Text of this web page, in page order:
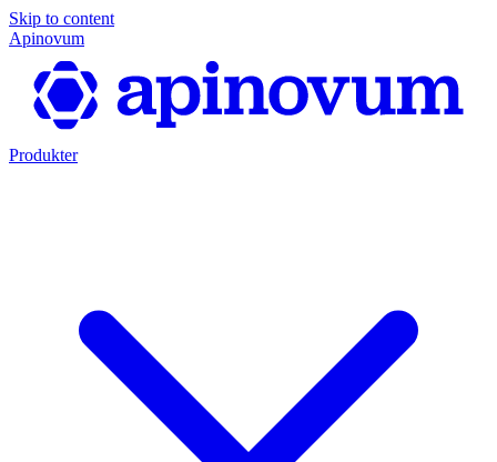
Skip to content
Apinovum
Produkter